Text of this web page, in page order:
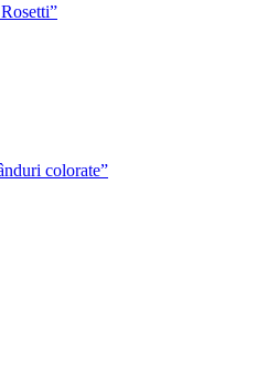
colorate”